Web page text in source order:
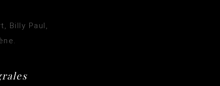
Billy Paul,